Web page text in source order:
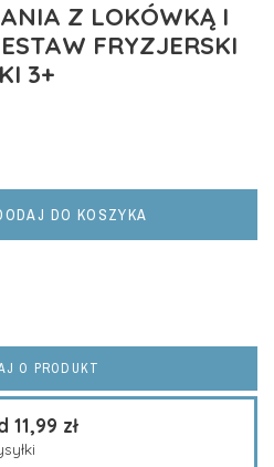
Z LOKÓWKĄ I
FRYZJERSKI
3+
DO KOSZYKA
O PRODUKT
11,99 zł